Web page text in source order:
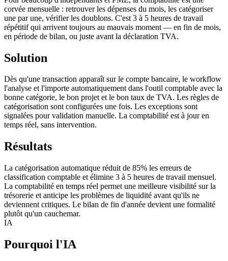
corvée mensuelle : retrouver les dépenses du mois, les catégoriser
une par une, vérifier les doublons. C'est 3 à 5 heures de travail
répétitif qui arrivent toujours au mauvais moment — en fin de mois,
en période de bilan, ou juste avant la déclaration TVA.
Solution
Dès qu'une transaction apparaît sur le compte bancaire, le workflow
l'analyse et l'importe automatiquement dans l'outil comptable avec la
bonne catégorie, le bon projet et le bon taux de TVA. Les règles de
catégorisation sont configurées une fois. Les exceptions sont
signalées pour validation manuelle. La comptabilité est à jour en
temps réel, sans intervention.
Résultats
La catégorisation automatique réduit de 85% les erreurs de
classification comptable et élimine 3 à 5 heures de travail mensuel.
La comptabilité en temps réel permet une meilleure visibilité sur la
trésorerie et anticipe les problèmes de liquidité avant qu'ils ne
deviennent critiques. Le bilan de fin d'année devient une formalité
plutôt qu'un cauchemar.
IA
Pourquoi l'IA